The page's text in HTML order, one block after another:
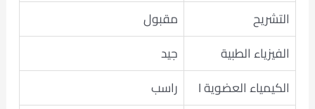
التشريح
مقبول
الفيزياء الطبية
جيد
الكيمياء العضوية I
راسب